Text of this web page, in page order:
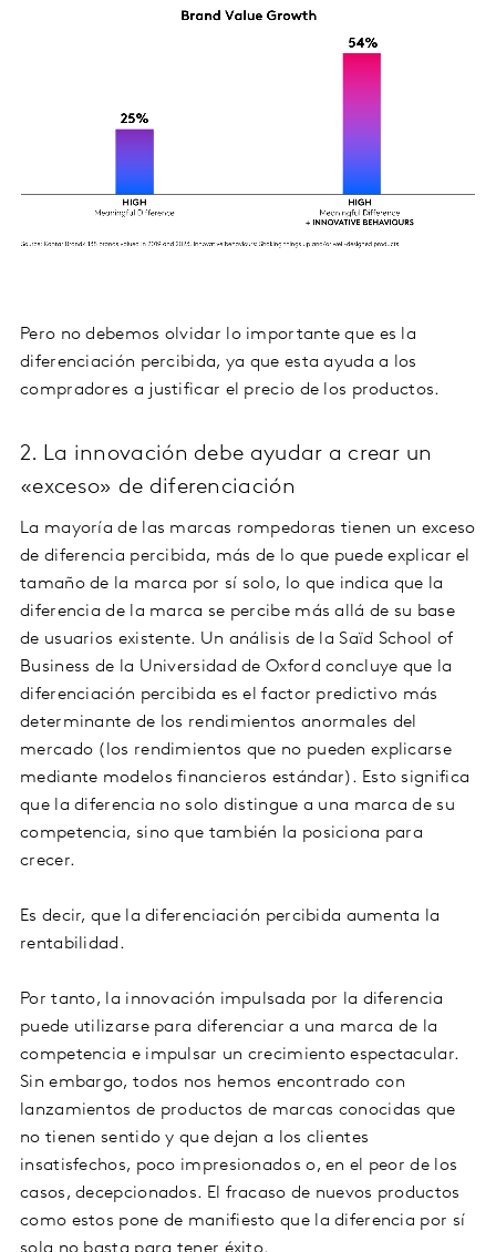
Pero no debemos olvidar lo importante que es la
diferenciación percibida, ya que esta ayuda a los
compradores a justificar el precio de los productos.
2. La innovación debe ayudar a crear un
«exceso» de diferenciación
La mayoría de las marcas rompedoras tienen un exceso
de diferencia percibida, más de lo que puede explicar el
tamaño de la marca por sí solo, lo que indica que la
diferencia de la marca se percibe más allá de su base
de usuarios existente. Un análisis de la Saïd School of
Business de la Universidad de Oxford concluye que la
diferenciación percibida es el factor predictivo más
determinante de los rendimientos anormales del
mercado (los rendimientos que no pueden explicarse
mediante modelos financieros estándar). Esto significa
que la diferencia no solo distingue a una marca de su
competencia, sino que también la posiciona para
crecer.
Es decir, que la diferenciación percibida aumenta la
rentabilidad.
Por tanto, la innovación impulsada por la diferencia
puede utilizarse para diferenciar a una marca de la
competencia e impulsar un crecimiento espectacular.
Sin embargo, todos nos hemos encontrado con
lanzamientos de productos de marcas conocidas que
no tienen sentido y que dejan a los clientes
insatisfechos, poco impresionados o, en el peor de los
casos, decepcionados. El fracaso de nuevos productos
como estos pone de manifiesto que la diferencia por sí
sola no basta para tener éxito.